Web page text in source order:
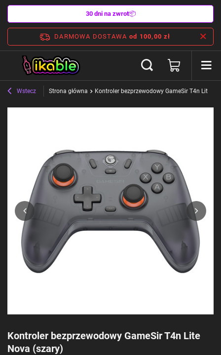
30 dni na zwrot📦
DARMOWA DOSTAWA od 100,00 zł
Wstecz Strona główna Kontroler bezprzewodowy GameSir T4n Lite
Kontroler bezprzewodowy GameSir T4n Lite
Nova (szary)